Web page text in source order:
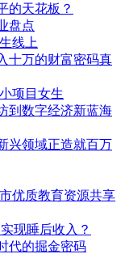
的天花板？
盘点
线上
十万的财富密码真
项目女生
到数字经济新蓝海
兴领域正造就百万
优质教育资源共享
现睡后收入？
代的掘金密码